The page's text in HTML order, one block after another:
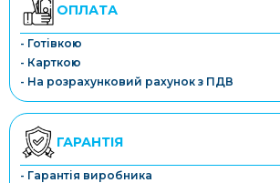
ОПЛАТА
- Готівкою
- Карткою
- На розрахунковий рахунок з ПДВ
ГАРАНТІЯ
- Гарантія виробника